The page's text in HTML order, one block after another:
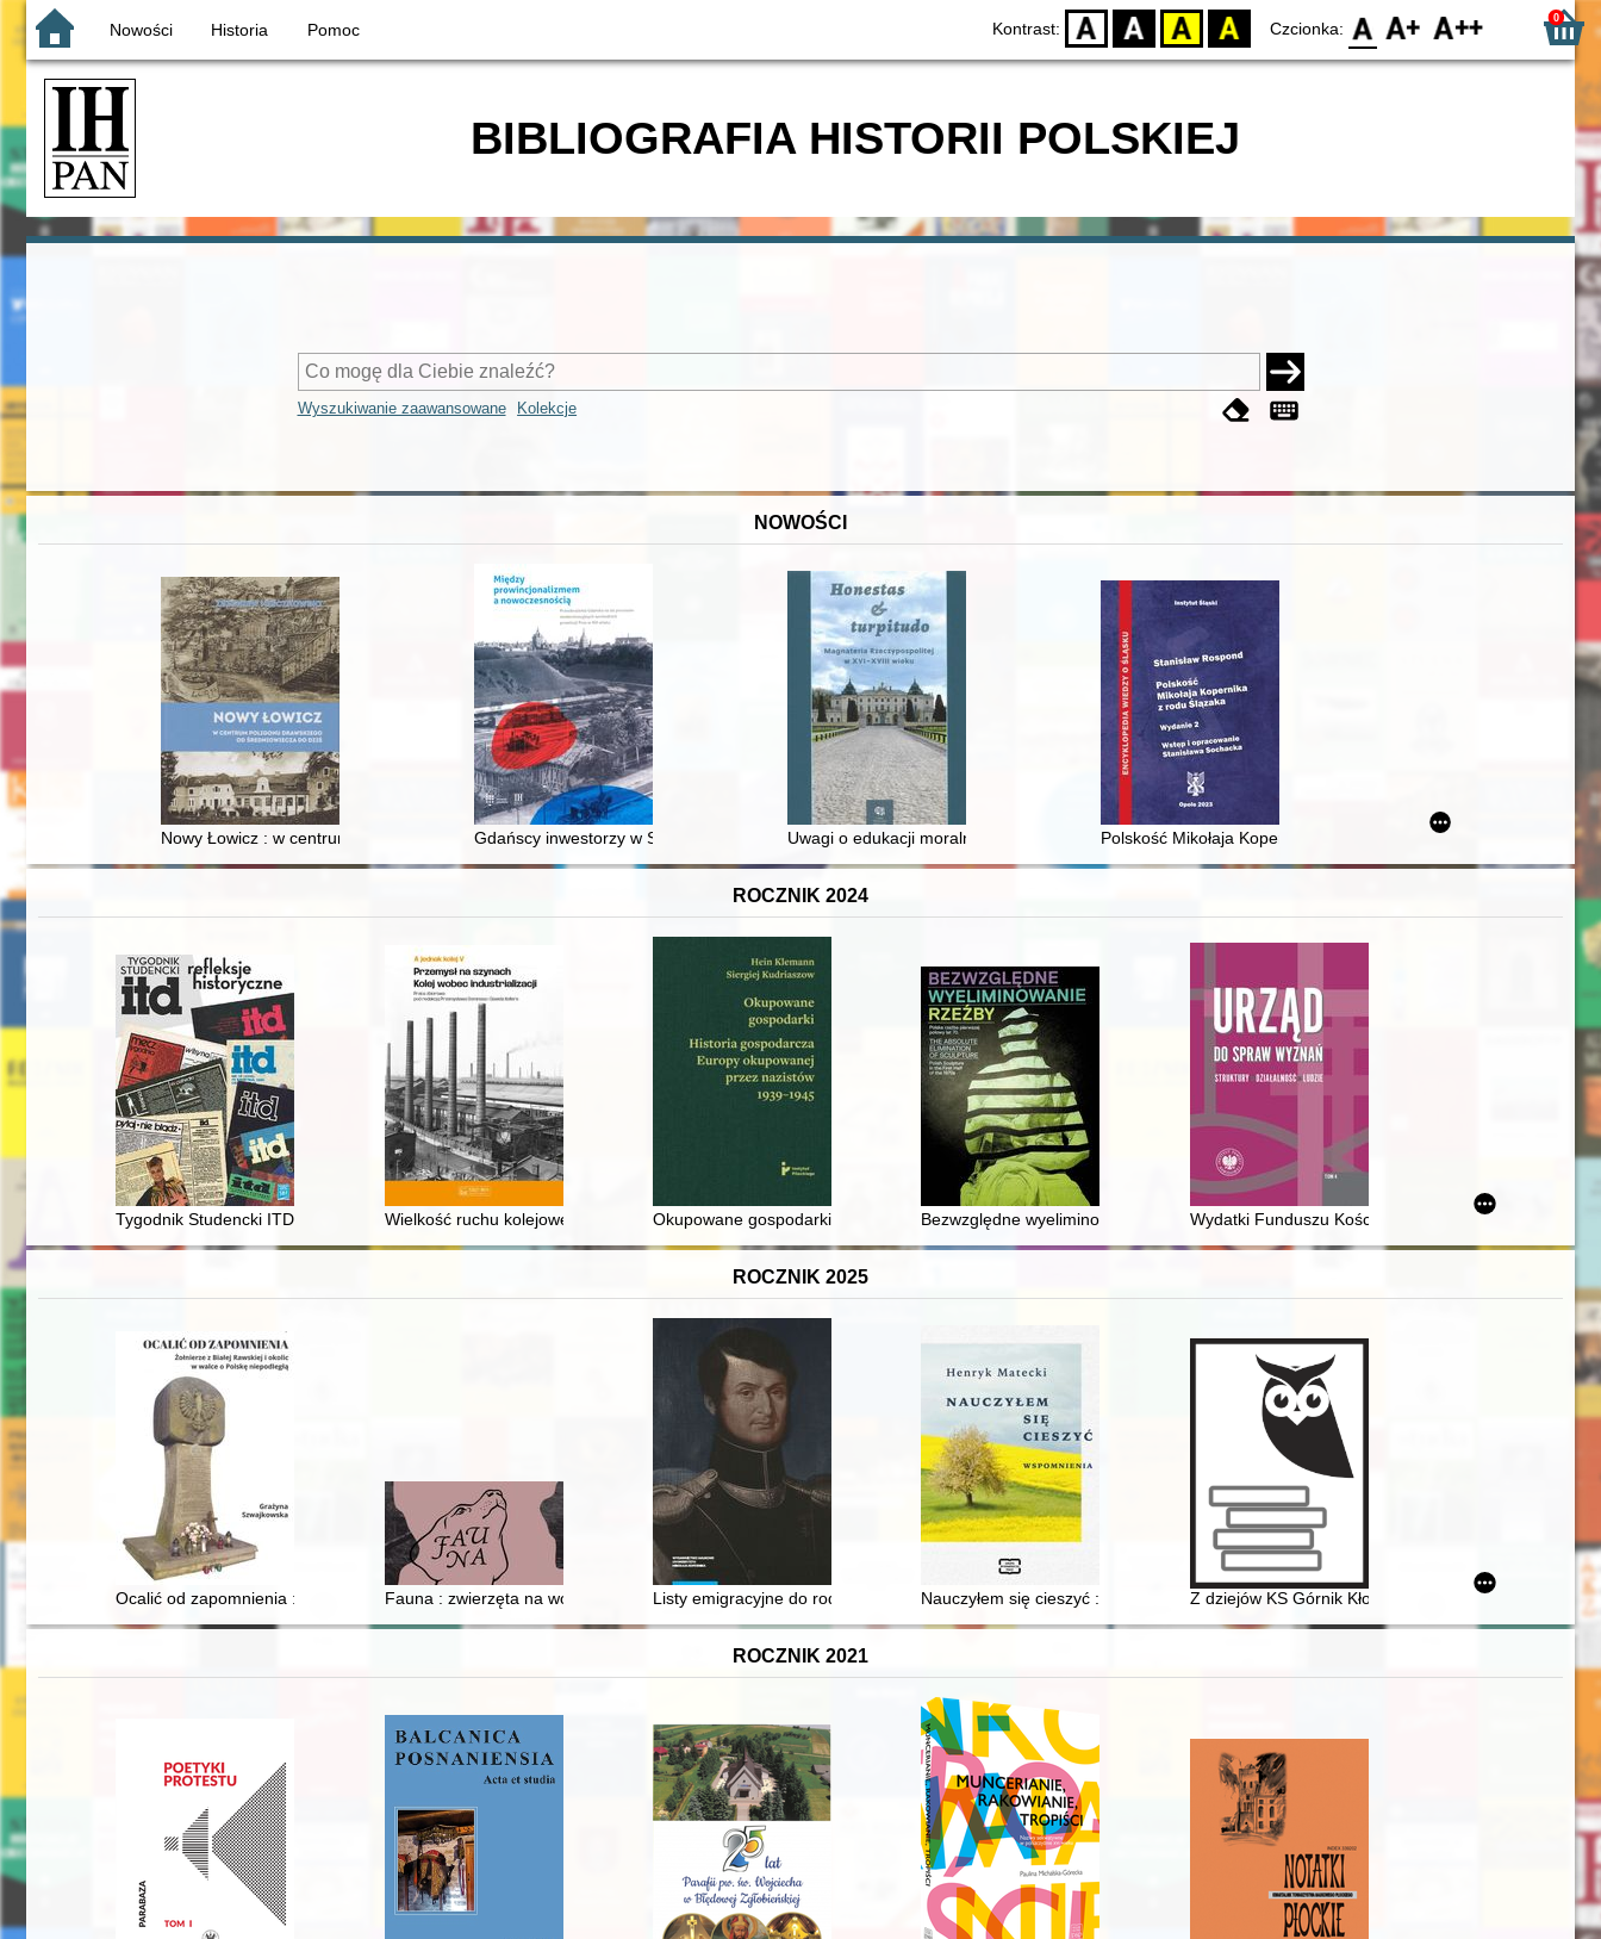
Nowości Historia Pomoc Kontrast: D BW YB BY Czcionka: F0 F1 F2 0
BIBLIOGRAFIA HISTORII POLSKIEJ
Wyszukiwanie zaawansowane Kolekcje
NOWOŚCI
Nowy Łowicz : w centrum poligonu drawskiego od średniowiecza do dziśGdańscy inwestorzy w Sopocie : prestiż finansowy i towarzyski lokalnego mieszczaństwa w 2. poł. XIX w
Uwagi o edukacji moralnej synów szlacheckich w XVI-wiecznej Rzeczypospolitej
Polskość Mikołaja Kopernika z rodu Ślązaka
ROCZNIK 2024
Tygodnik Studencki ITD : refleksje historyczneWielkość ruchu kolejowego generowanego przez wybrane zakłady przemysłowe w Polsce na początku XXI wieku
Okupowane gospodarki : historia gospodarcza Europy okupowanej przez nazistów 1939-1945
Bezwzględne wyeliminowanie rzeźby : polska rzeźba pierwszej połowy lat 70. = The
Wydatki Funduszu Kościelnego w latach 1975-1989
ROCZNIK 2025
Ocalić od zapomnienia : żołnierze z Białej Rawskiej i okolic w walce o Polskę niepodległą
Fauna : zwierzęta na wojnie i ich ludzie = animals at war and their humans
Listy emigracyjne do rodziców : (z dołączeniem listów Michała Podczaszyńskiego) : 1832-1834
Nauczyłem się cieszyć : wspomnieniaZ dziejów KS Górnik Kłodawa
ROCZNIK 2021